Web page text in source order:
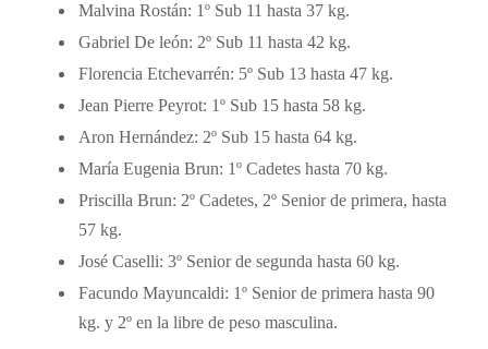
Malvina Rostán: 1º Sub 11 hasta 37 kg.
Gabriel De león: 2º Sub 11 hasta 42 kg.
Florencia Etchevarrén: 5º Sub 13 hasta 47 kg.
Jean Pierre Peyrot: 1º Sub 15 hasta 58 kg.
Aron Hernández: 2º Sub 15 hasta 64 kg.
María Eugenia Brun: 1º Cadetes hasta 70 kg.
Priscilla Brun: 2º Cadetes, 2º Senior de primera, hasta
57 kg.
José Caselli: 3º Senior de segunda hasta 60 kg.
Facundo Mayuncaldi: 1º Senior de primera hasta 90
kg. y 2º en la libre de peso masculina.